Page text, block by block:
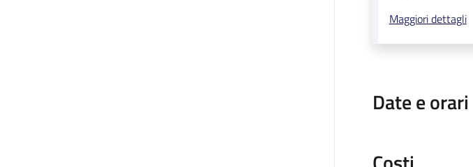
Maggiori dettagli
Date e orari